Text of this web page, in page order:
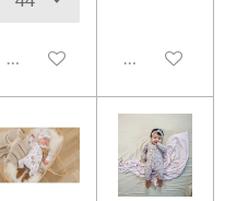
Uitgeschakeld